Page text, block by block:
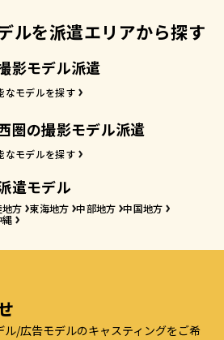
ルを派遣エリアから探す
影モデル派遣
なモデルを探す
圏の撮影モデル派遣
なモデルを探す
遣モデル
方 東海地方 中部地方 中国地方
縄
/広告モデルのキャスティングをご希